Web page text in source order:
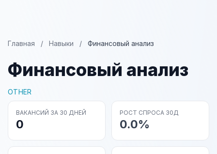
Главная / Навыки / Финансовый анализ
Финансовый анализ
OTHER
ВАКАНСИЙ ЗА 30 ДНЕЙ
0
РОСТ СПРОСА 30Д
0.0%